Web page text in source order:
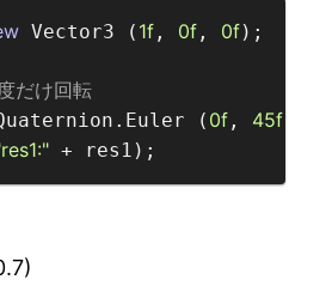
Vector3 ( 1f , 0f , 0f);
だけ回転
( 0f , 45f